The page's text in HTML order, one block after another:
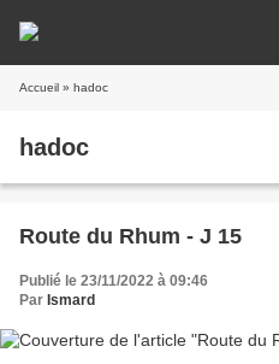
Accueil » hadoc
hadoc
Route du Rhum - J 15
Publié le 23/11/2022 à 09:46
Par Ismard